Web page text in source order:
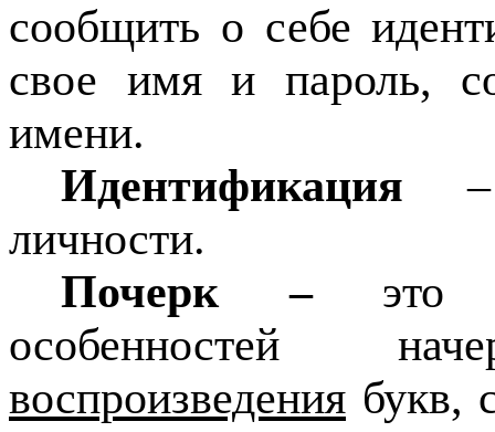
сообщить о себе
свое имя и пароль,
имени.
Идентификация –
личности.
Почерк – это
особенностей
воспроизведения букв,